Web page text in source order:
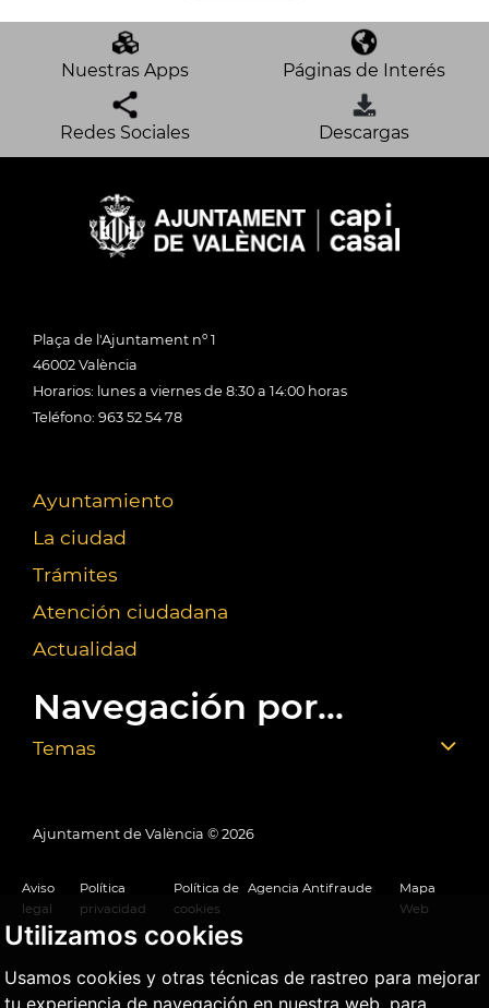
Utilizamos cookies
Usamos cookies y otras técnicas de rastreo para mejorar
tu experiencia de navegación en nuestra web, para
Nuestras Apps Páginas de Interés
Redes Sociales Descargas
Plaça de l'Ajuntament nº 1
46002 València
Horarios: lunes a viernes de 8:30 a 14:00 horas
Teléfono: 963 52 54 78
Ayuntamiento
La ciudad
Trámites
Atención ciudadana
Actualidad
Navegación por...
Temas
Ajuntament de València © 2026
Aviso
legal
Política
privacidad
Política de
cookies
Agencia Antifraude
Mapa
Web